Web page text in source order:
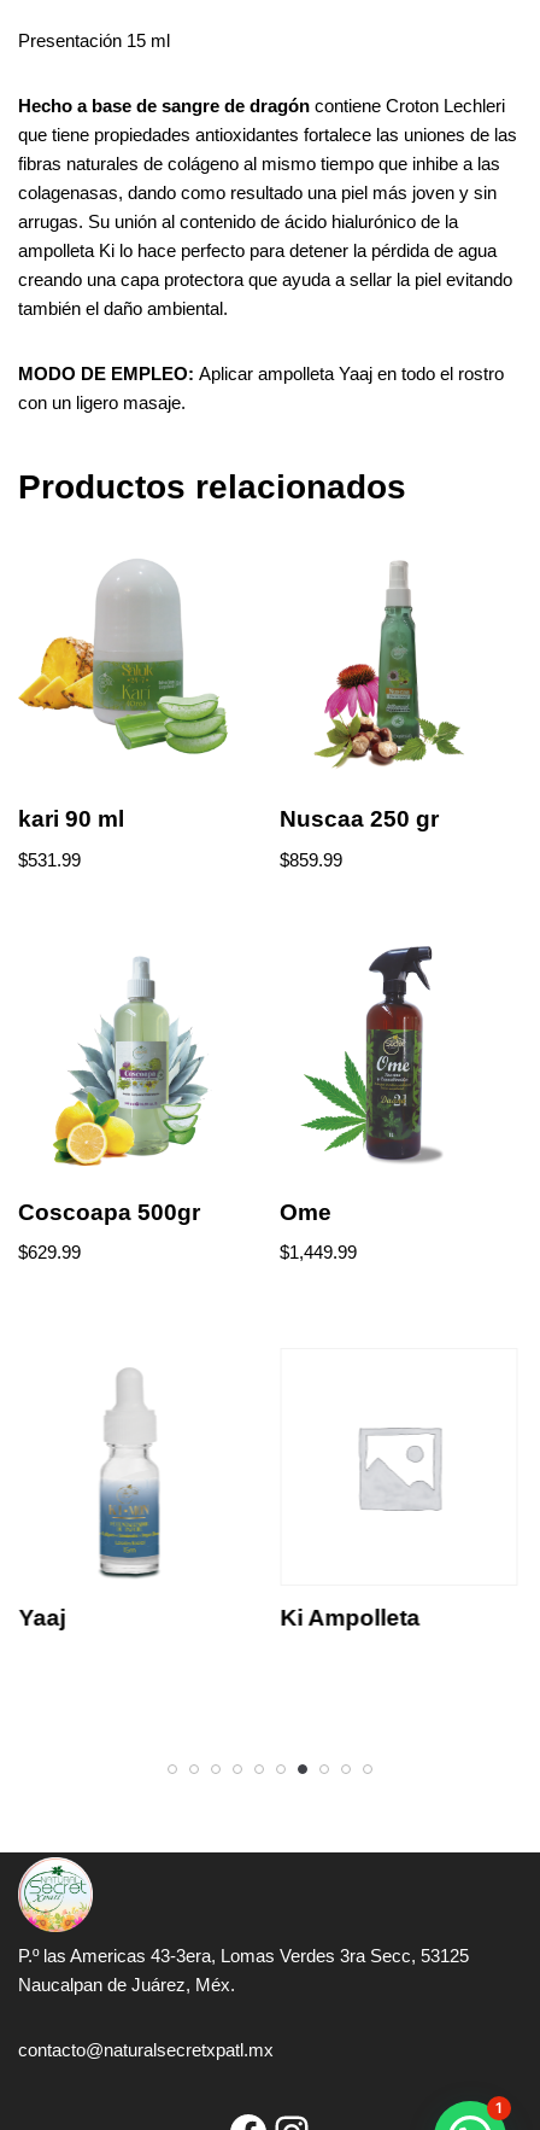
Presentación 15 ml
Hecho a base de sangre de dragón contiene Croton Lechleri
que tiene propiedades antioxidantes fortalece las uniones de las
fibras naturales de colágeno al mismo tiempo que inhibe a las
colagenasas, dando como resultado una piel más joven y sin
arrugas. Su unión al contenido de ácido hialurónico de la
ampolleta Ki lo hace perfecto para detener la pérdida de agua
creando una capa protectora que ayuda a sellar la piel evitando
también el daño ambiental.
MODO DE EMPLEO: Aplicar ampolleta Yaaj en todo el rostro
con un ligero masaje.
Productos relacionados
kari 90 ml
$531.99
Nuscaa 250 gr
$859.99
Coscoapa 500gr
$629.99
Ome
$1,449.99
Yaaj Ki Ampolleta
P.º las Americas 43-3era, Lomas Verdes 3ra Secc, 53125
Naucalpan de Juárez, Méx.
contacto@naturalsecretxpatl.mx
1